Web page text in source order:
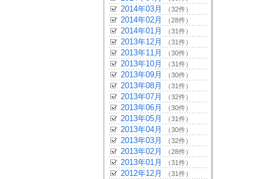
2014年03月 （32件）
2014年02月 （28件）
2014年01月 （31件）
2013年12月 （31件）
2013年11月 （30件）
2013年10月 （31件）
2013年09月 （30件）
2013年08月 （31件）
2013年07月 （32件）
2013年06月 （30件）
2013年05月 （31件）
2013年04月 （30件）
2013年03月 （32件）
2013年02月 （28件）
2013年01月 （31件）
2012年12月 （31件）